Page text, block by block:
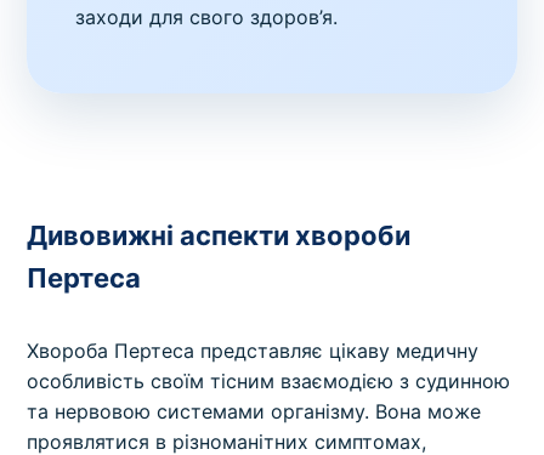
заходи для свого здоров’я.
Дивовижні аспекти хвороби
Пертеса
Хвороба Пертеса представляє цікаву медичну
особливість своїм тісним взаємодією з судинною
та нервовою системами організму. Вона може
проявлятися в різноманітних симптомах,